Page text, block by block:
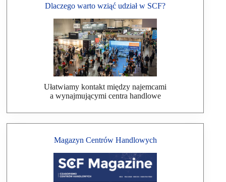
Dlaczego warto wziąć udział w SCF?
Ułatwiamy kontakt między najemcami
a wynajmującymi centra handlowe
Magazyn Centrów Handlowych